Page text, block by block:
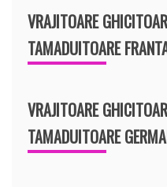
VRAJITOARE
TAMADUITOARE
VRAJITOARE
TAMADUITOARE